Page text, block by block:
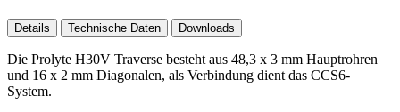
Details Technische Daten Downloads
Die Prolyte H30V Traverse besteht aus 48,3 x 3 mm Hauptrohren
und 16 x 2 mm Diagonalen, als Verbindung dient das CCS6-
System.